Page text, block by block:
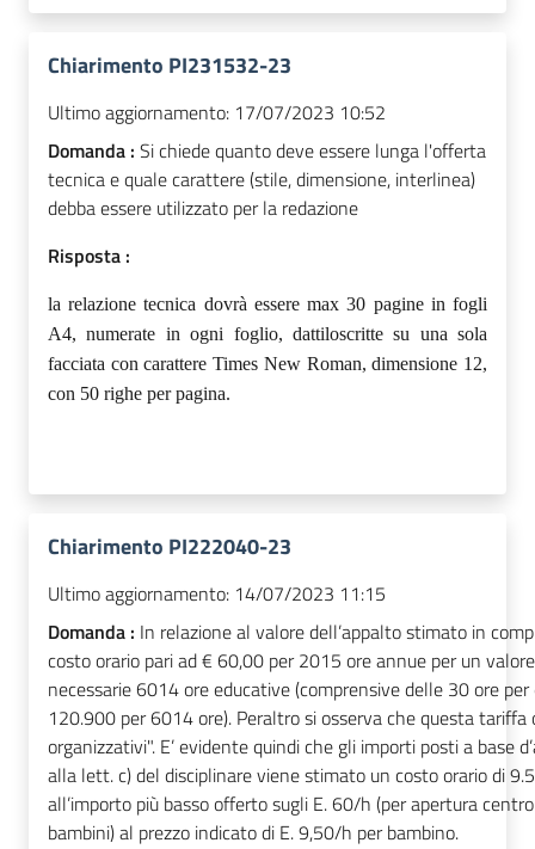
Chiarimento PI231532-23
Ultimo aggiornamento: 17/07/2023 10:52
Domanda : Si chiede quanto deve essere lunga l'offerta
tecnica e quale carattere (stile, dimensione, interlinea)
debba essere utilizzato per la redazione
Risposta :
la relazione tecnica dovrà essere max 30 pagine in fogli
A4, numerate in ogni foglio, dattiloscritte su una sola
facciata con carattere Times New Roman, dimensione 12,
con 50 righe per pagina.
Chiarimento PI222040-23
Ultimo aggiornamento: 14/07/2023 11:15
Domanda : In relazione al valore dell’appalto stimato in
costo orario pari ad € 60,00 per 2015 ore annue per un
necessarie 6014 ore educative (comprensive delle 30 ore
120.900 per 6014 ore). Peraltro si osserva che questa
organizzativi". E’ evidente quindi che gli importi posti a
alla lett. c) del disciplinare viene stimato un costo orario di
all’importo più basso offerto sugli E. 60/h (per apertura
bambini) al prezzo indicato di E. 9,50/h per bambino.